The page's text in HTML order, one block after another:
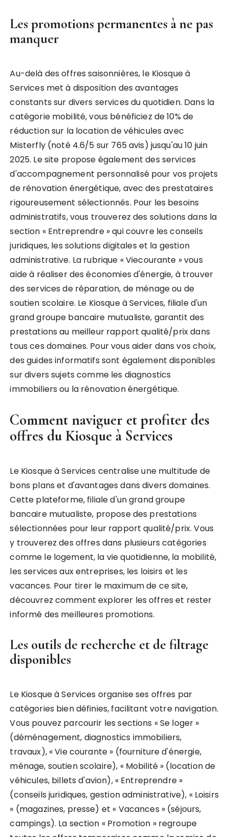
Les promotions permanentes à ne pas
manquer
Au-delà des offres saisonnières, le Kiosque à
Services met à disposition des avantages
constants sur divers services du quotidien. Dans la
catégorie mobilité, vous bénéficiez de 10% de
réduction sur la location de véhicules avec
Misterfly (noté 4.6/5 sur 765 avis) jusqu'au 10 juin
2025. Le site propose également des services
d'accompagnement personnalisé pour vos projets
de rénovation énergétique, avec des prestataires
rigoureusement sélectionnés. Pour les besoins
administratifs, vous trouverez des solutions dans la
section « Entreprendre » qui couvre les conseils
juridiques, les solutions digitales et la gestion
administrative. La rubrique « Viecourante » vous
aide à réaliser des économies d'énergie, à trouver
des services de réparation, de ménage ou de
soutien scolaire. Le Kiosque à Services, filiale d'un
grand groupe bancaire mutualiste, garantit des
prestations au meilleur rapport qualité/prix dans
tous ces domaines. Pour vous aider dans vos choix,
des guides informatifs sont également disponibles
sur divers sujets comme les diagnostics
immobiliers ou la rénovation énergétique.
Comment naviguer et profiter des
offres du Kiosque à Services
Le Kiosque à Services centralise une multitude de
bons plans et d'avantages dans divers domaines.
Cette plateforme, filiale d'un grand groupe
bancaire mutualiste, propose des prestations
sélectionnées pour leur rapport qualité/prix. Vous
y trouverez des offres dans plusieurs catégories
comme le logement, la vie quotidienne, la mobilité,
les services aux entreprises, les loisirs et les
vacances. Pour tirer le maximum de ce site,
découvrez comment explorer les offres et rester
informé des meilleures promotions.
Les outils de recherche et de filtrage
disponibles
Le Kiosque à Services organise ses offres par
catégories bien définies, facilitant votre navigation.
Vous pouvez parcourir les sections « Se loger »
(déménagement, diagnostics immobiliers,
travaux), « Vie courante » (fourniture d'énergie,
ménage, soutien scolaire), « Mobilité » (location de
véhicules, billets d'avion), « Entreprendre »
(conseils juridiques, gestion administrative), « Loisirs
» (magazines, presse) et « Vacances » (séjours,
campings). La section « Promotion » regroupe